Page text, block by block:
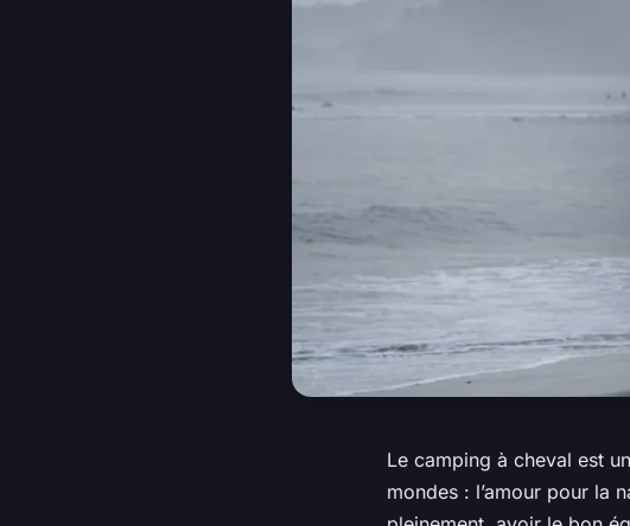
Le camping à cheval est
mondes : l’amour pour la